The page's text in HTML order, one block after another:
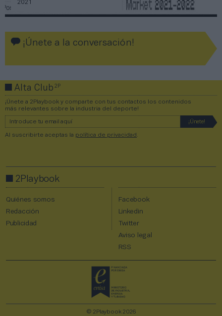
2021
¡Únete a la conversación!
Alta Club2P
¡Únete a 2Playbook y comparte con tus contactos los contenidos
más relevantes sobre la industria del deporte!
Al suscribirte aceptas la política de privacidad
2Playbook
Quiénes somos
Redacción
Publicidad
Facebook
Linkedin
Twitter
Aviso legal
RSS
© 2Playbook 2026